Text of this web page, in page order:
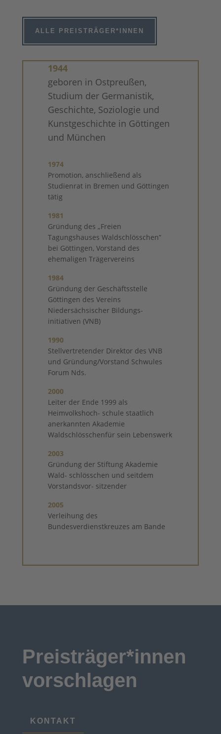
ALLE PREISTRÄGER*INNEN
1944
geboren in Ostpreußen,
Studium der Germanistik,
Geschichte, Soziologie und
Kunstgeschichte in Göttingen
und München
1974
Promotion, anschließend als
Studienrat in Bremen und Göttingen
tätig
1981
Gründung des „Freien
Tagungshauses Waldschlösschen”
bei Göttingen, Vorstand des
ehemaligen Trägervereins
1984
Gründung der Geschäftsstelle
Göttingen des Vereins
Niedersächsischer Bildungs-
initiativen (VNB)
1990
Stellvertretender Direktor des VNB
und Gründung/Vorstand Schwules
Forum Nds.
2000
Leiter der Ende 1999 als
Heimvolkshoch- schule staatlich
anerkannten Akademie
Waldschlösschenfür sein Lebenswerk
2003
Gründung der Stiftung Akademie
Wald- schlösschen und seitdem
Vorstandsvor- sitzender
2005
Verleihung des
Bundesverdienstkreuzes am Bande
Preisträger*innen
vorschlagen
KONTAKT